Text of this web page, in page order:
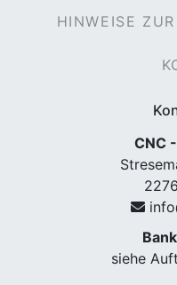
HINWEISE
CNC
siehe